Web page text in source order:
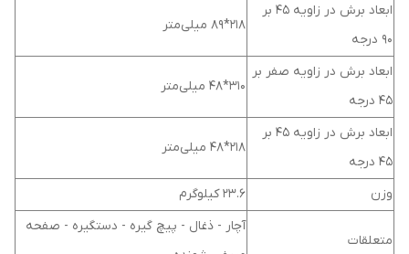
ابعاد برش در زاویه 45 بر
90 درجه
218*89 میلی‌متر
ابعاد برش در زاویه صفر بر
45 درجه
310*48 میلی‌متر
ابعاد برش در زاویه 45 بر
45 درجه
218*48 میلی‌متر
وزن 23.6 کیلوگرم
متعلقات
آچار - ذغال - پیچ گیره - دستگیره - صفحه